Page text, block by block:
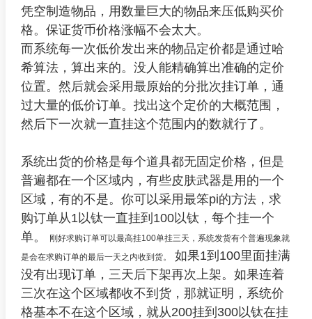
凭空制造物品，用数量巨大的物品来压低购买价
格。保证货币价格涨幅不会太大。
而系统每一次低价发出来的物品定价都是通过哈
希算法，算出来的。没人能精确算出准确的定价
位置。然后就会采用最原始的分批次挂订单，通
过大量的低价订单。找出这个定价的大概范围，
然后下一次就一直挂这个范围内的数就行了。
系统出货的价格是每个道具都无固定价格，但是
普遍都在一个区域内，有些皮肤武器是用的一个
区域，有的不是。你可以采用最笨pi的方法，求
购订单从1以钛一直挂到100以钛，每个挂一个
单。
刚好求购订单可以最高挂100单挂三天，系统发货有个普遍现象就
是会在求购订单的最后一天之内收到货。
如果1到100里面挂满
没有出现订单，三天后下架再次上架。如果连着
三次在这个区域都收不到货，那就证明，系统价
格基本不在这个区域，就从200挂到300以钛在挂